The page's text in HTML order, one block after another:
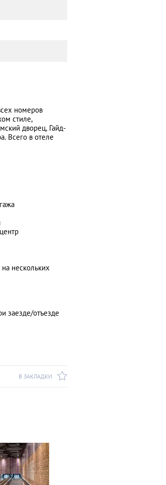
номеров
стиле,
дворец, Гайд-
Всего в отеле
нескольких
заезде/отъезде
В ЗАКЛАДКИ